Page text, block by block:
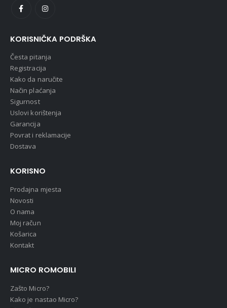
KORISNIČKA PODRŠKA
Česta pitanja
Registracija
Kako da naručite
Način plaćanja
Sigurnost
Uslovi korištenja
Garancija
Povrat i reklamacije
Dostava
KORISNO
Prodajna mjesta
Novosti
O nama
Moj račun
Košarica
Kontakt
MICRO ROMOBILI
Zašto Micro?
Kako je nastao Micro?